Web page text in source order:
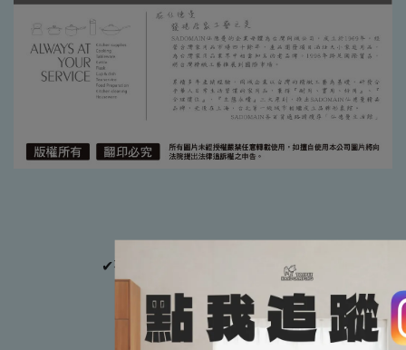
✔有專業搭建教學，保證教到會
✔保證完整售後服務
【貼心小提醒📢📢】